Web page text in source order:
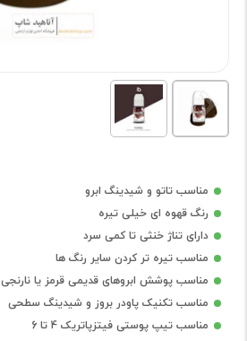
مناسب تاتو و شیدینگ ابرو
رنگ قهوه ای خیلی تیره
دارای تناژ خنثی تا کمی سرد
مناسب تیره تر کردن سایر رنگ ها
مناسب پوشش ابروهای قدیمی قرمز یا نارنجی
مناسب تکنیک پاودر بروز و شیدینگ سطحی
مناسب تیپ پوستی فیتزپاتریک 4 تا 6